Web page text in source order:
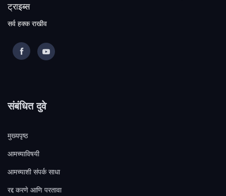
ट्राइब्स
सर्व हक्क राखीव
संबंधित दुवे
मुख्यपृष्ठ
आमच्याविषयी
आमच्याशी संपर्क साधा
रद्द करणे आणि परतावा